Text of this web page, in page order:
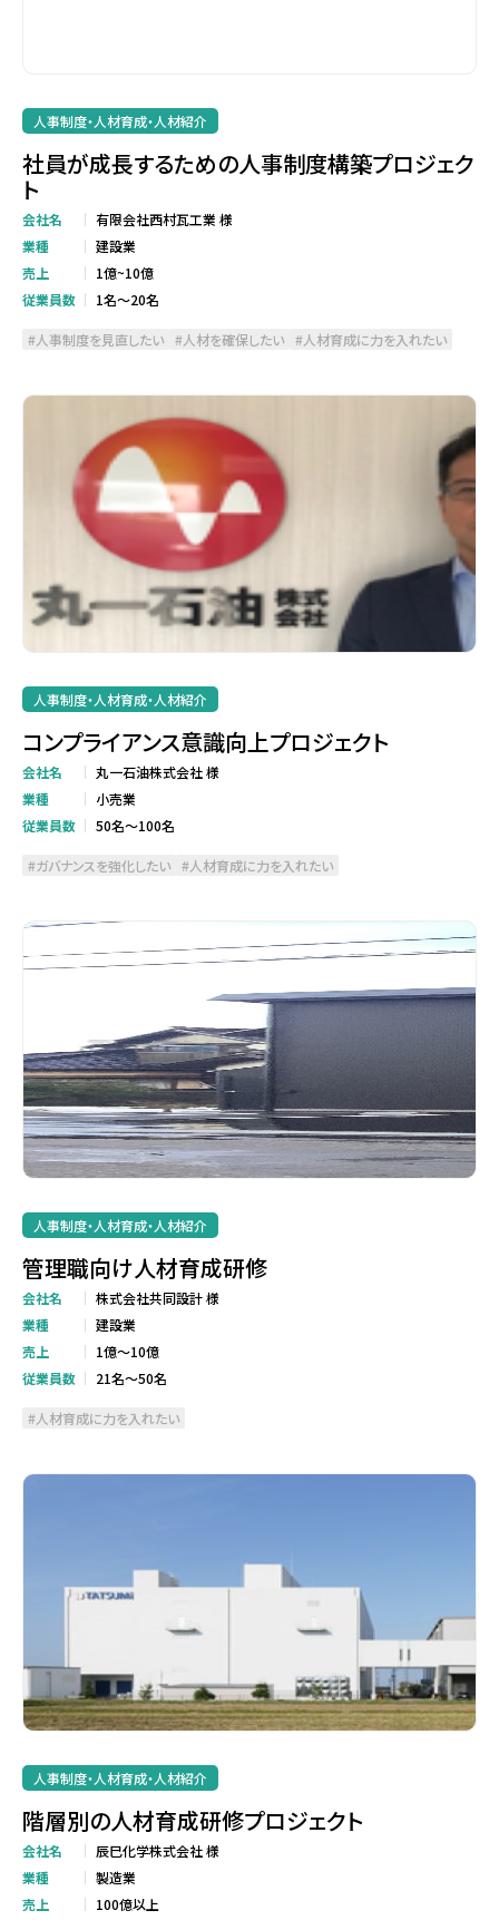
人事制度・人材育成・人材紹介
社員が成長するための人事制度構築プロジェク
ト
会社名
有限会社西村瓦工業 様
業種
建設業
売上
1億~10億
従業員数
1名～20名
人事制度を見直したい 人材を確保したい 人材育成に力を入れたい
人事制度・人材育成・人材紹介
コンプライアンス意識向上プロジェクト
会社名
丸一石油株式会社 様
業種
小売業
従業員数
50名～100名
ガバナンスを強化したい 人材育成に力を入れたい
人事制度・人材育成・人材紹介
管理職向け人材育成研修
会社名
株式会社共同設計 様
業種
建設業
売上
1億～10億
従業員数
21名～50名
人材育成に力を入れたい
人事制度・人材育成・人材紹介
階層別の人材育成研修プロジェクト
会社名
辰巳化学株式会社 様
業種
製造業
売上
100億以上